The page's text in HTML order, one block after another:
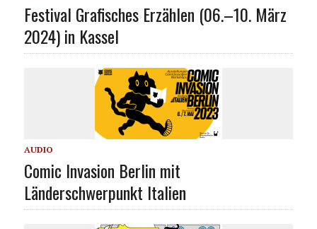
Festival Grafisches Erzählen (06.–10. März
2024) in Kassel
AUDIO
Comic Invasion Berlin mit
Länderschwerpunkt Italien